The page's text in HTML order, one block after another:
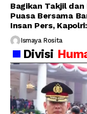
Bagikan Takjil dan
Puasa Bersama
Insan Pers, Kapolri:
Suara Media Suara
Publik
Ismaya Rosita
Divisi